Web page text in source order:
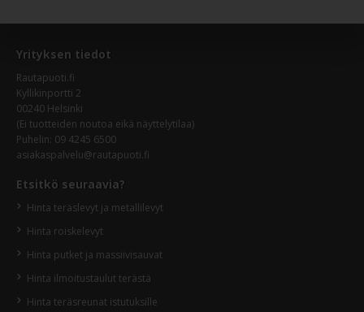
Yrityksen tiedot
Rautapuoti.fi
Kyllikinportti 2
00240 Helsinki
(Ei tuotteiden noutoa eikä näyttelytilaa)
Puhelin: 09 4245 6500
asiakaspalvelu@rautapuoti.fi
Etsitkö seuraavia?
Hinta teräslevyt ja metallilevyt
Hinta roiskelevyt
Hinta putket ja massiivisauvat
Hinta ilmoitustaulut terästä
Hinta teräsreunat istutuksille